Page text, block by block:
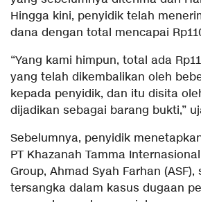
Hingga kini, penyidik telah
dana dengan total mencapai
“Yang kami himpun, total ada
yang telah dikembalikan oleh
kepada penyidik, dan itu disita
dijadikan sebagai barang bukti,”
Sebelumnya, penyidik
PT Khazanah Tamma
Group, Ahmad Syah Farhan (ASF),
tersangka dalam kasus dugaan